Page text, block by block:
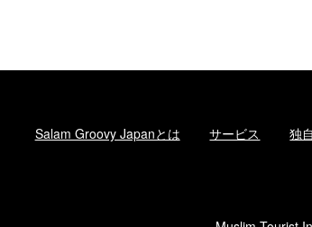
Salam Groovy Japanとは サービス 独